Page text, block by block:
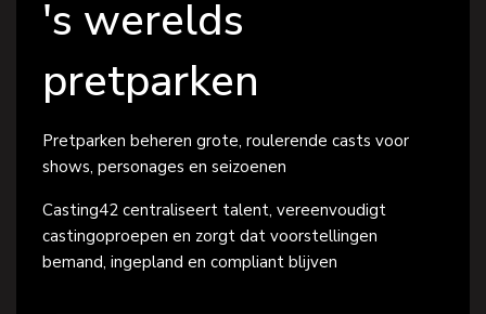
's werelds
pretparken
Pretparken beheren grote, roulerende casts voor
shows, personages en seizoenen
Casting42 centraliseert talent, vereenvoudigt
castingoproepen en zorgt dat voorstellingen
bemand, ingepland en compliant blijven